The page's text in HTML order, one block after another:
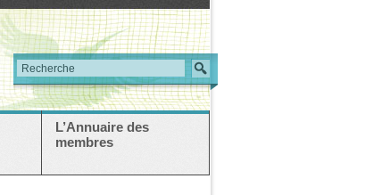
L’Annuaire des
membres